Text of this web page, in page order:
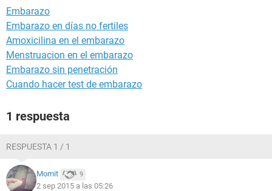
Embarazo
Embarazo en días no fertiles
Amoxicilina en el embarazo
Menstruacion en el embarazo
Embarazo sin penetración
Cuando hacer test de embarazo
1 respuesta
RESPUESTA 1 / 1
Momit 9
2 sep 2015 a las 05:26